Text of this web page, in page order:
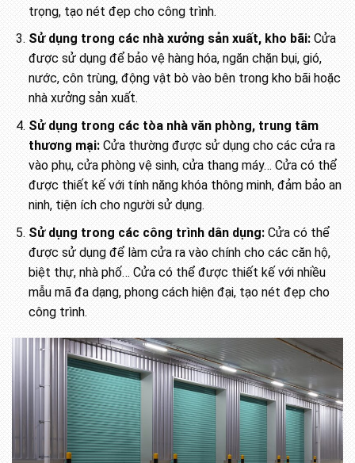
trọng, tạo nét đẹp cho công trình.
Sử dụng trong các nhà xưởng sản xuất, kho bãi:Cửa
được sử dụng để bảo vệ hàng hóa, ngăn chặn bụi, gió,
nước, côn trùng, động vật bò vào bên trong kho bãi hoặc
nhà xưởng sản xuất.
Sử dụng trong các tòa nhà văn phòng, trung tâm
thương mại:Cửa thường được sử dụng cho các cửa ra
vào phụ, cửa phòng vệ sinh, cửa thang máy… Cửa có thể
được thiết kế với tính năng khóa thông minh, đảm bảo an
ninh, tiện ích cho người sử dụng.
Sử dụng trong các công trình dân dụng:Cửa có thể
được sử dụng để làm cửa ra vào chính cho các căn hộ,
biệt thự, nhà phố… Cửa có thể được thiết kế với nhiều
mẫu mã đa dạng, phong cách hiện đại, tạo nét đẹp cho
công trình.